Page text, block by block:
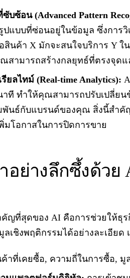
บซ้อน (Advanced Pattern
แบบที่ซ่อนอยู่ในข้อมูล ซึ่งการวิ
นค้า X มักจะสนใจบริการ Y ใ
ณสามารถสร้างกลยุทธ์ที่ตรงจุด
ยลไทม์ (Real-time Analytics):
ที ทำให้คุณสามารถปรับเปลี่ย
นธ์กับแบรนด์ของคุณ สิ่งนี้สำคั
มโอกาสในการปิดการขาย
อย่างลึกซึ้งด้ว
ญที่สุดของ AI คือการช่วยให้ธุ
เชิงพฤติกรรมได้อย่างละเอียด
าที่เคยซื้อ, ความถี่ในการซื้อ, มู